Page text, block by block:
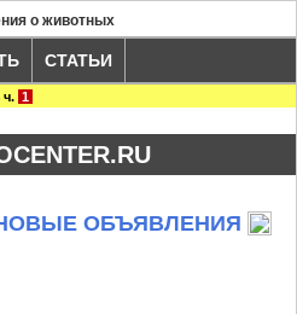
о животных
СТАТЬИ
ч. 1
ОБЪЯВЛЕНИЯ